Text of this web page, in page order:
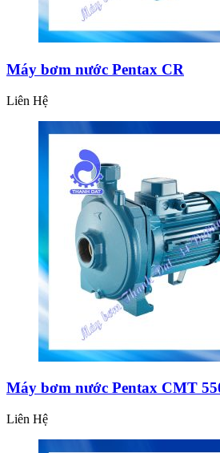
Máy bơm nước Pentax CR
Liên Hệ
Máy bơm nước Pentax CMT
Liên Hệ